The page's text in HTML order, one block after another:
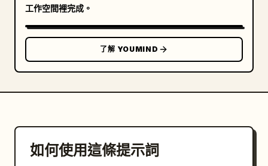
工作空間裡完成。
了解 YOUMIND
如何使用這條提示詞